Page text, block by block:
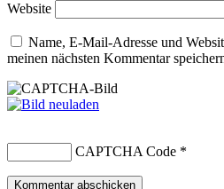
Website
Name, E-Mail-Adresse und
meinen nächsten Kommentar
CAPTCHA Code *